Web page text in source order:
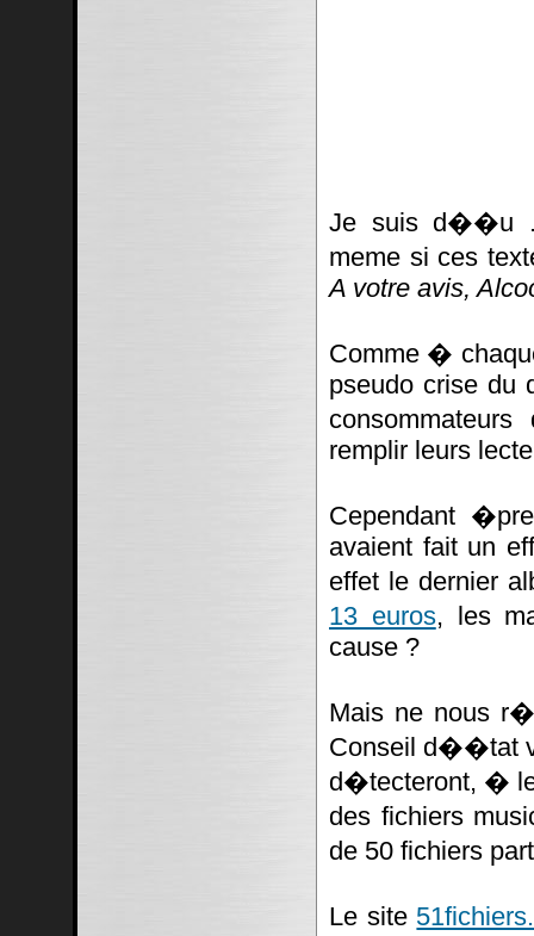
Je suis d��u
meme si ces
A votre avis,
Comme �
pseudo crise du
remplir leurs
Cependant
avaient fait un
effet le dernier
13 euros, les
cause ?
Mais ne nous
Conseil d��tat
d�tecteront, �
des fichiers
de 50 fichiers
Le site